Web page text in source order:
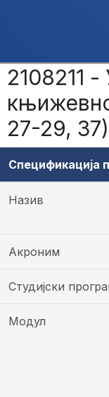
2108211 -
27-29, 37)
Спецификација
Назив
Акроним
Студијски
Модул